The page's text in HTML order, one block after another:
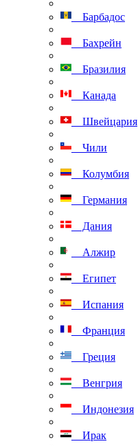
Барбадос
Бахрейн
Бразилия
Канада
Швейцария
Чили
Колумбия
Германия
Дания
Алжир
Египет
Испания
Франция
Греция
Венгрия
Индонезия
Ирак